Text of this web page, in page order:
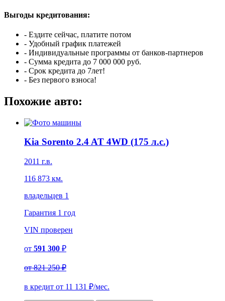
Выгоды кредитования:
- Ездите сейчас, платите потом
- Удобный график платежей
- Индивидуальные программы от банков-партнеров
- Сумма кредита до 7 000 000 руб.
- Срок кредита до 7лет!
- Без первого взноса!
Похожие авто:
Kia Sorento 2.4 AT 4WD (175 л.с.)
2011 г.в.
116 873 км.
владельцев 1
Гарантия 1 год
VIN проверен
от 591 300 ₽
от821 250 ₽
в кредит от 11 131 ₽/мес.